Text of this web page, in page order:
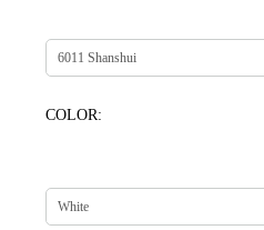
COLOR: